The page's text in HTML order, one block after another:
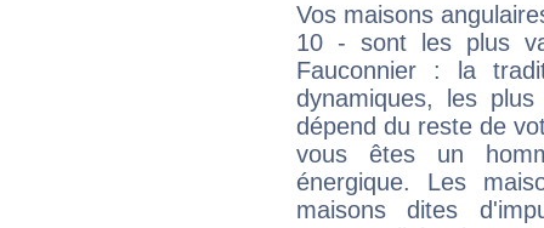
Vos maisons
10 - sont les plus
Fauconnier : la
dynamiques, les
dépend du reste de
vous êtes un
énergique. Les
maisons dites